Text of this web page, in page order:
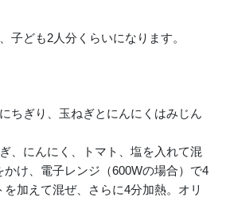
子ども2人分くらいになります。
ちぎり、玉ねぎとにんにくはみじん
、にんにく、トマト、塩を入れて混
け、電子レンジ（600Wの場合）で4
加えて混ぜ、さらに4分加熱。オリ